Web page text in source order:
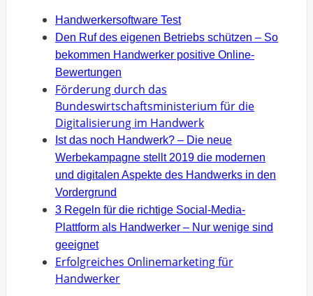
Handwerkersoftware Test
Den Ruf des eigenen Betriebs schützen – So
bekommen Handwerker positive Online-
Bewertungen
Förderung durch das
Bundeswirtschaftsministerium für die
Digitalisierung im Handwerk
Ist das noch Handwerk? – Die neue
Werbekampagne stellt 2019 die modernen
und digitalen Aspekte des Handwerks in den
Vordergrund
3 Regeln für die richtige Social-Media-
Plattform als Handwerker – Nur wenige sind
geeignet
Erfolgreiches Onlinemarketing für
Handwerker